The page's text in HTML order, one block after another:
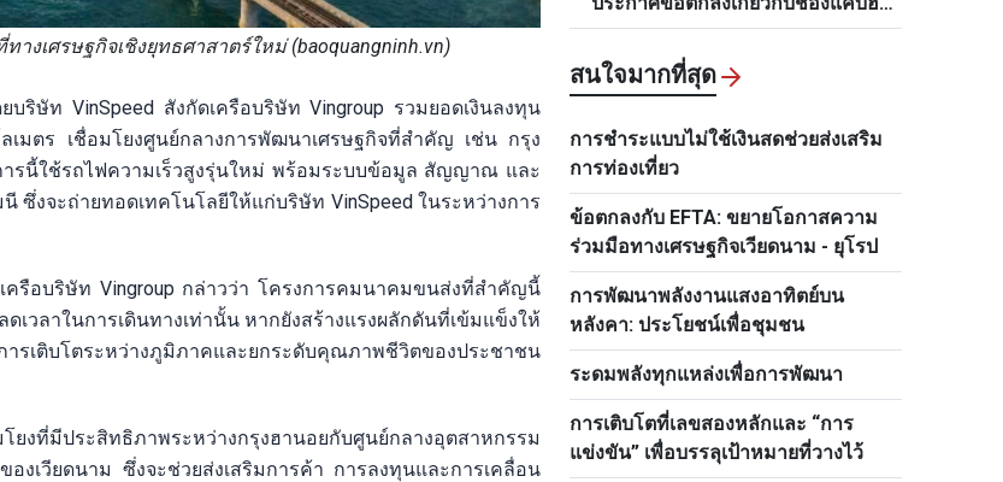
างเศรษฐกิจเชิงยุทธศาสาตร์ใหม่ (baoquangninh.vn)
บริษัท VinSpeed สังกัดเครือบริษัท Vingroup รวมยอดเงินลงทุน
ตร เชื่อมโยงศูนย์กลางการพัฒนาเศรษฐกิจที่สำคัญ เช่น กรุง
รนี้ใช้รถไฟความเร็วสูงรุ่นใหม่ พร้อมระบบข้อมูล สัญญาณ และ
งจะถ่ายทอดเทคโนโลยีให้แก่บริษัท VinSpeed ในระหว่างการ
ครือบริษัท Vingroup กล่าวว่า โครงการคมนาคมขนส่งที่สำคัญนี้
เวลาในการเดินทางเท่านั้น หากยังสร้างแรงผลักดันที่เข้มแข็งให้
รเติบโตระหว่างภูมิภาคและยกระดับคุณภาพชีวิตของประชาชน
ยงที่มีประสิทธิภาพระหว่างกรุงฮานอยกับศูนย์กลางอุตสาหกรรม
งเวียดนาม ซึ่งจะช่วยส่งเสริมการค้า การลงทุนและการเคลื่อน
มุซภายใน 48 ชั่วโมงข้างหน้า
สนใจมากที่สุด
การชำระแบบไม่ใช้เงินสดช่วยส่งเสริม
การท่องเที่ยว
ข้อตกลงกับ EFTA: ขยายโอกาสความ
ร่วมมือทางเศรษฐกิจเวียดนาม - ยุโรป
การพัฒนาพลังงานแสงอาทิตย์บน
หลังคา: ประโยชน์เพื่อชุมชน
ระดมพลังทุกแหล่งเพื่อการพัฒนา
การเติบโตที่เลขสองหลักและ “การ
แข่งขัน” เพื่อบรรลุเป้าหมายที่วางไว้